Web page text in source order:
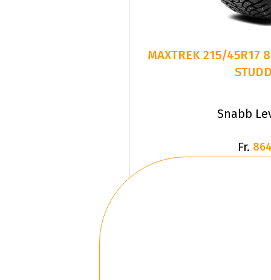
MAXTREK 215/45R17
Snabb
Fr.